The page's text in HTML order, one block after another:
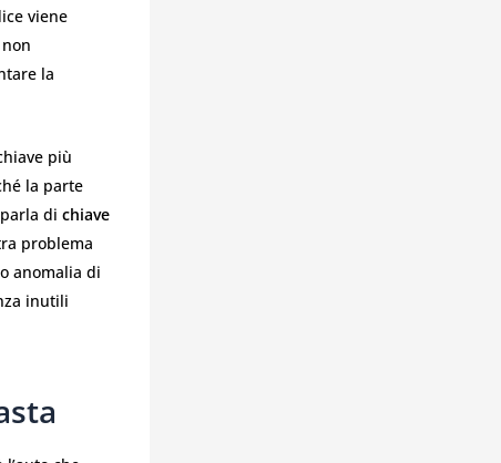
viene
la
più
la parte
di chiave
problema
anomalia di
inutili